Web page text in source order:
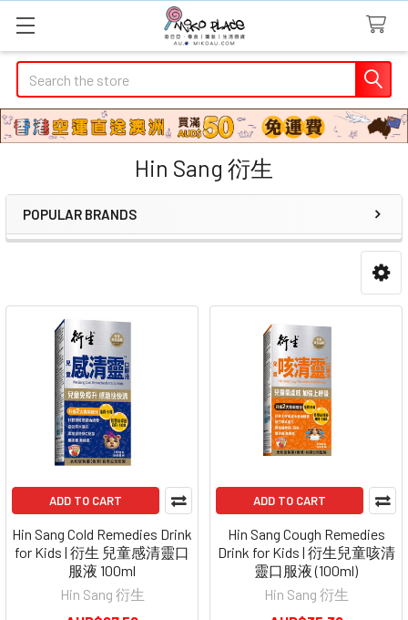
Search
Hin Sang 衍生
Sidebar
POPULAR BRANDS
ADD TO CART
Hin Sang Cold Remedies Drink
for Kids | 衍生 兒童感清靈口
服液 100ml
Hin Sang 衍生
ADD TO CART
Hin Sang Cough Remedies
Drink for Kids | 衍生兒童咳清
靈口服液 (100ml)
Hin Sang 衍生